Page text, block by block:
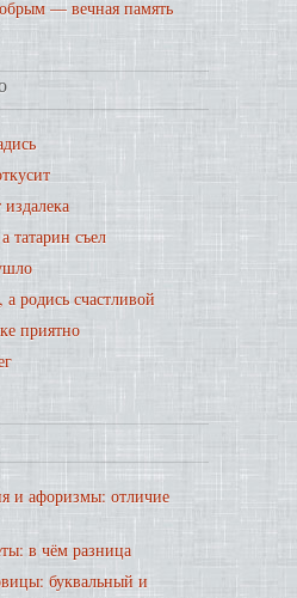
— вечная память
татарин съел
родись счастливой
приятно
и афоризмы: отличие
в чём разница
буквальный и